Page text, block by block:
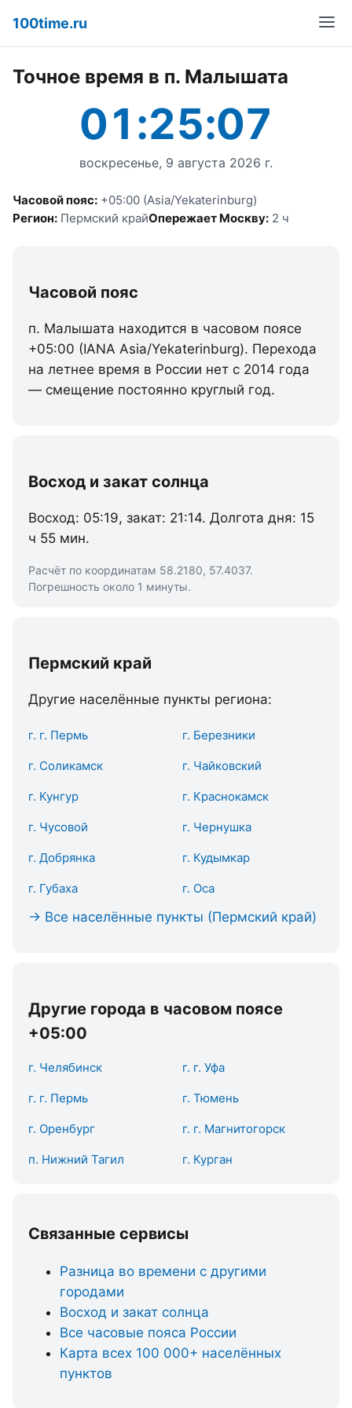
100time.ru
Точное время в п. Малышата
01:25:07
воскресенье, 9 августа 2026 г.
Часовой пояс: +05:00 (Asia/Yekaterinburg)
Регион: Пермский крайОпережает Москву: 2 ч
Часовой пояс
п. Малышата находится в часовом поясе
+05:00 (IANA Asia/Yekaterinburg). Перехода
на летнее время в России нет с 2014 года
— смещение постоянно круглый год.
Восход и закат солнца
Восход: 05:19, закат: 21:14. Долгота дня: 15
ч 55 мин.
Расчёт по координатам 58.2180, 57.4037.
Погрешность около 1 минуты.
Пермский край
Другие населённые пункты региона:
г. г. Пермь г. Березники
г. Соликамск г. Чайковский
г. Кунгур г. Краснокамск
г. Чусовой г. Чернушка
г. Добрянка г. Кудымкар
г. Губаха г. Оса
→ Все населённые пункты (Пермский край)
Другие города в часовом поясе
+05:00
г. Челябинск г. г. Уфа
г. г. Пермь г. Тюмень
г. Оренбург г. г. Магнитогорск
п. Нижний Тагил г. Курган
Связанные сервисы
Разница во времени с другими
городами
Восход и закат солнца
Все часовые пояса России
Карта всех 100 000+ населённых
пунктов